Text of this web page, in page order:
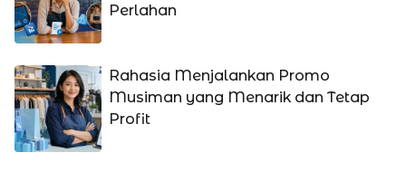
Perlahan
Rahasia Menjalankan Promo
Musiman yang Menarik dan Tetap
Profit